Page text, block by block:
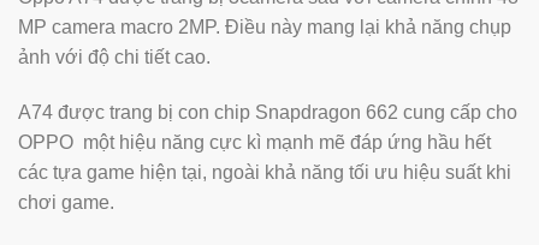
MP camera macro 2MP. Điều này mang lại khả năng chụp
ảnh với độ chi tiết cao.
A74 được trang bị con chip Snapdragon 662 cung cấp cho
OPPO một hiệu năng cực kì mạnh mẽ đáp ứng hầu hết
các tựa game hiện tại, ngoài khả năng tối ưu hiệu suất khi
chơi game.